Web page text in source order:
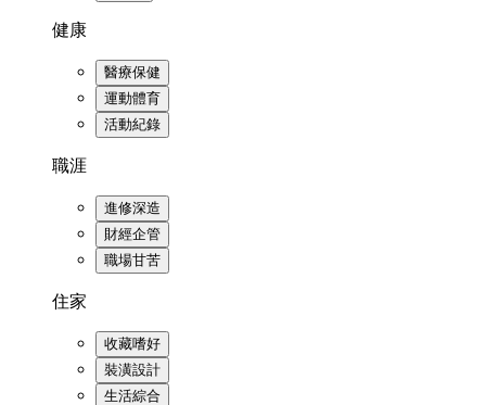
健康
醫療保健
運動體育
活動紀錄
職涯
進修深造
財經企管
職場甘苦
住家
收藏嗜好
裝潢設計
生活綜合